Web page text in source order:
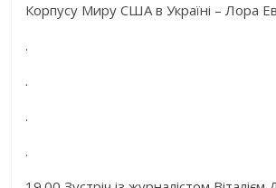
Корпусу Миру США в Україні – Лора
.
.
.
.